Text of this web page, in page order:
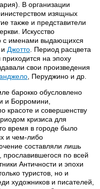
В организации
изящных
также и представители
Искусство
с именами выдающихся
Джотто . Период расцвета
на эпоху
свои произведения
, Перуджино и др.
барокко обусловлено
и Борромини,
красоте и совершенству
кризиса для
время в городе было
и чем-либо
составляли лишь
по всей
Античности и эпохи
туристов, но и
художников и писателей,